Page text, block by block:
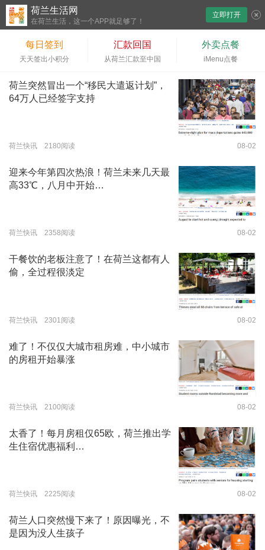
荷兰生活网
在荷兰生活，这一个APP就足够了！
立即打开
每日签到
天天签出小积分
汇款回国
从荷兰汇款至中国
外卖点餐
iMenu点餐
荷兰突然冒出一个“移民大遣返计划”，
64万人已经签字支持
荷兰快讯 2180阅读 08-02
迎来今年第四次热浪！荷兰未来几天最
高33℃，八月中开始…
荷兰快讯 2358阅读 08-02
干餐饮的老板注意了！在荷兰这都有人
偷，全过程很淡定
荷兰快讯 2301阅读 08-02
难了！不仅仅大城市租房难，中小城市
的房租开始暴涨
荷兰快讯 2100阅读 08-02
太香了！每月房租仅65欧，荷兰推出学
生住宿优惠福利…
荷兰快讯 2225阅读 08-02
荷兰人口突然慢下来了！原因曝光，不
是因为没人生孩子